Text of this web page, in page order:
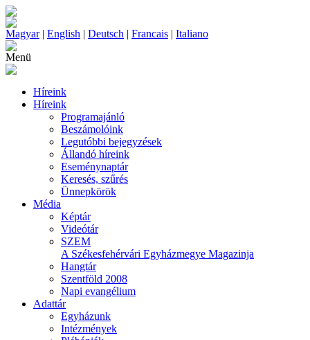
Magyar| English | Deutsch | Francais | Italiano
Menü
Híreink
Híreink
Programajánló
Beszámolóink
Legutóbbi bejegyzések
Állandó híreink
Eseménynaptár
Keresés, szűrés
Ünnepkörök
Média
Képtár
Videótár
SZEM
A Székesfehérvári Egyházmegye Magazinja
Hangtár
Szentföld 2008
Napi evangélium
Adattár
Egyházunk
Intézmények